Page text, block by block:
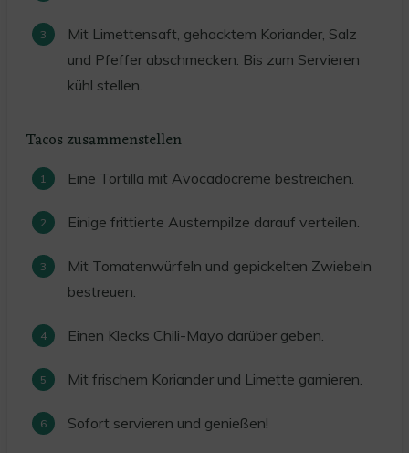
Mit Limettensaft, gehacktem Koriander, Salz
und Pfeffer abschmecken. Bis zum Servieren
kühl stellen.
Tacos zusammenstellen
Eine Tortilla mit Avocadocreme bestreichen.
Einige frittierte Austernpilze darauf verteilen.
Mit Tomatenwürfeln und gepickelten Zwiebeln
bestreuen.
Einen Klecks Chili-Mayo darüber geben.
Mit frischem Koriander und Limette garnieren.
Sofort servieren und genießen!